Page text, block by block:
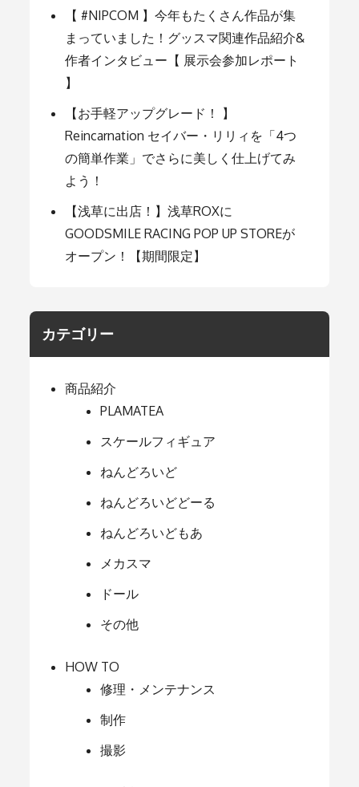
す】
【 #NIPCOM 】今年もたくさん作品が集
まっていました！グッスマ関連作品紹介&
作者インタビュー【 展示会参加レポート
】
【お手軽アップグレード！ 】
Reincarnation セイバー・リリィを「4つ
の簡単作業」でさらに美しく仕上げてみ
よう！
【浅草に出店！】浅草ROXに
GOODSMILE RACING POP UP STOREが
オープン！【期間限定】
カテゴリー
商品紹介
PLAMATEA
スケールフィギュア
ねんどろいど
ねんどろいどどーる
ねんどろいどもあ
メカスマ
ドール
その他
HOW TO
修理・メンテナンス
制作
撮影